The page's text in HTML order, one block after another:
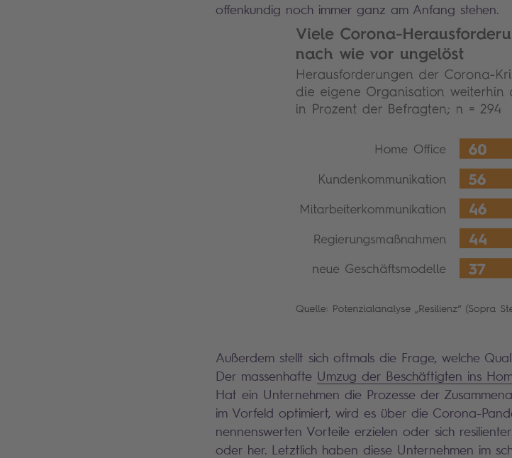
offenkundig noch immer ganz am Anfang stehen.
Außerdem stellt sich oftmals die Frage, welche
Der massenhafte Umzug der Beschäftigten ins
Hat ein Unternehmen die Prozesse der
im Vorfeld optimiert, wird es über die Corona-
nennenswerten Vorteile erzielen oder sich
oder her. Letztlich haben diese Unternehmen im